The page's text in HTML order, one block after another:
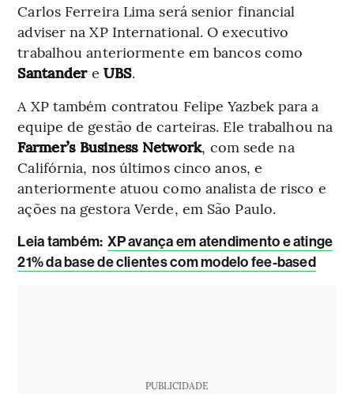
Carlos Ferreira Lima será senior financial
adviser na XP International. O executivo
trabalhou anteriormente em bancos como
Santander e UBS.
A XP também contratou Felipe Yazbek para a
equipe de gestão de carteiras. Ele trabalhou na
Farmer’s Business Network, com sede na
Califórnia, nos últimos cinco anos, e
anteriormente atuou como analista de risco e
ações na gestora Verde, em São Paulo.
Leia também: XP avança em atendimento e atinge
21% da base de clientes com modelo fee-based
PUBLICIDADE